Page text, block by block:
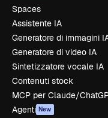
Spaces
Assistente IA
Generatore di immagini
Generatore di video IA
Sintetizzatore vocale IA
Contenuti stock
MCP per Claude/
Agenti New